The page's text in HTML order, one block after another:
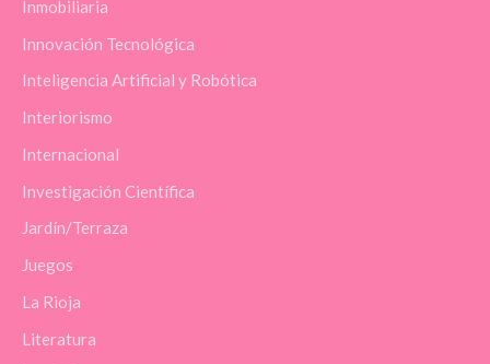
Inmobiliaria
Innovación Tecnológica
Inteligencia Artificial y Robótica
Interiorismo
Internacional
Investigación Científica
Jardín/Terraza
Juegos
La Rioja
Literatura